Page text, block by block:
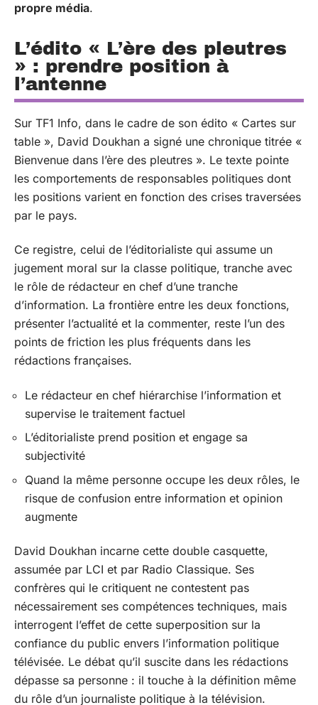
propre média.
L’édito « L’ère des pleutres
» : prendre position à
l’antenne
Sur TF1 Info, dans le cadre de son édito « Cartes sur
table », David Doukhan a signé une chronique titrée «
Bienvenue dans l’ère des pleutres ». Le texte pointe
les comportements de responsables politiques dont
les positions varient en fonction des crises traversées
par le pays.
Ce registre, celui de l’éditorialiste qui assume un
jugement moral sur la classe politique, tranche avec
le rôle de rédacteur en chef d’une tranche
d’information. La frontière entre les deux fonctions,
présenter l’actualité et la commenter, reste l’un des
points de friction les plus fréquents dans les
rédactions françaises.
Le rédacteur en chef hiérarchise l’information et
supervise le traitement factuel
L’éditorialiste prend position et engage sa
subjectivité
Quand la même personne occupe les deux rôles, le
risque de confusion entre information et opinion
augmente
David Doukhan incarne cette double casquette,
assumée par LCI et par Radio Classique. Ses
confrères qui le critiquent ne contestent pas
nécessairement ses compétences techniques, mais
interrogent l’effet de cette superposition sur la
confiance du public envers l’information politique
télévisée. Le débat qu’il suscite dans les rédactions
dépasse sa personne : il touche à la définition même
du rôle d’un journaliste politique à la télévision.